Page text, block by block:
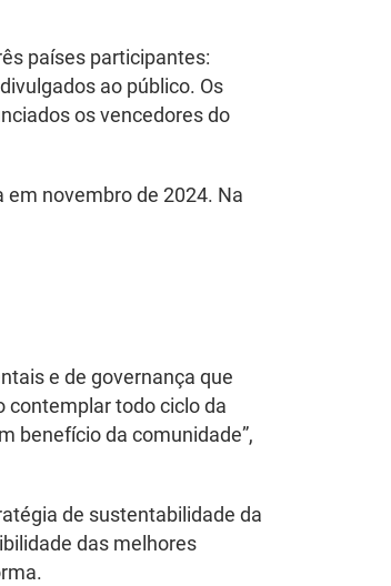
países participantes:
ao público. Os
os vencedores do
em novembro de 2024. Na
e de governança que
contemplar todo ciclo da
benefício da comunidade”,
de sustentabilidade da
das melhores